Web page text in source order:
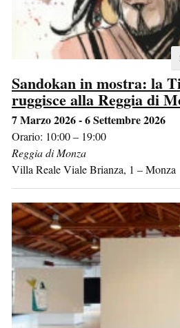
Sandokan in mostra: la
ruggisce alla Reggia di
7 Marzo 2026 - 6 Settembre 2026
Orario: 10:00 – 19:00
Reggia di Monza
Villa Reale Viale Brianza, 1 –Monza